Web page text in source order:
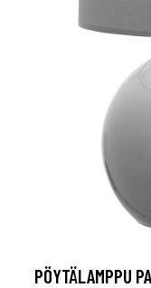
PÖYTÄLAMPPU